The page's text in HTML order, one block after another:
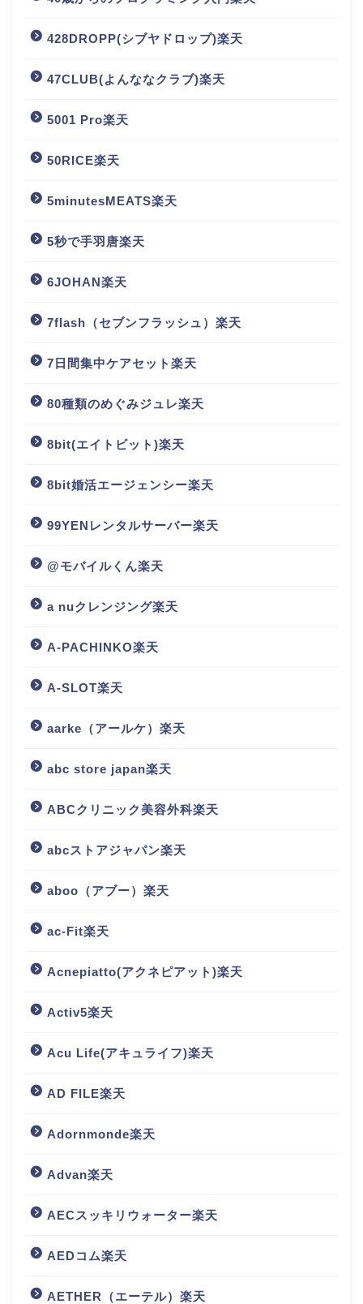
428DROPP(シブヤドロップ)楽天
47CLUB(よんななクラブ)楽天
5001 Pro楽天
50RICE楽天
5minutesMEATS楽天
5秒で手羽唐楽天
6JOHAN楽天
7flash（セブンフラッシュ）楽天
7日間集中ケアセット楽天
80種類のめぐみジュレ楽天
8bit(エイトビット)楽天
8bit婚活エージェンシー楽天
99YENレンタルサーバー楽天
@モバイルくん楽天
a nuクレンジング楽天
A-PACHINKO楽天
A-SLOT楽天
aarke（アールケ）楽天
abc store japan楽天
ABCクリニック美容外科楽天
abcストアジャパン楽天
aboo（アブー）楽天
ac-Fit楽天
Acnepiatto(アクネピアット)楽天
Activ5楽天
Acu Life(アキュライフ)楽天
AD FILE楽天
Adornmonde楽天
Advan楽天
AECスッキリウォーター楽天
AEDコム楽天
AETHER（エーテル）楽天